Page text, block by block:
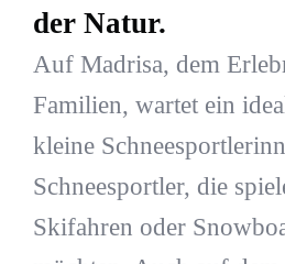
der Natur.
Auf Madrisa, dem
Familien, wartet ein
kleine
Schneesportler, die
Skifahren oder